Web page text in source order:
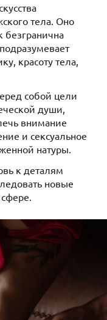
тела. Оно
безгранична
красоту тела,
собой цели
души,
внимание
и сексуальное
натуры.
к деталям
новые